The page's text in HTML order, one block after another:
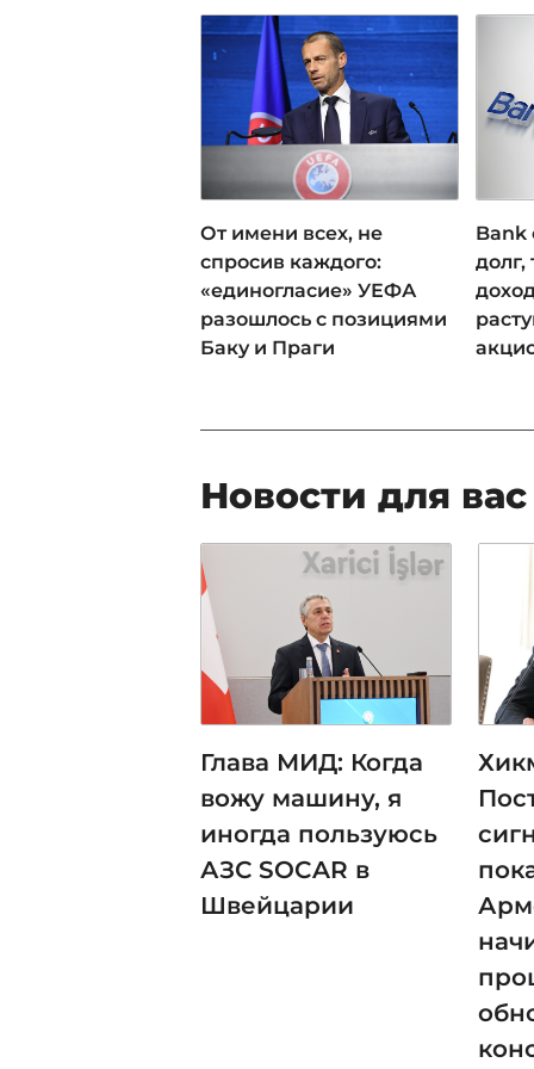
От имени всех, не
спросив каждого:
«единогласие» УЕФА
разошлось с позициями
Баку и Праги
Bank
Новости для вас
Глава МИД: Когда
вожу машину, я
иногда пользуюсь
АЗС SOCAR в
Швейцарии